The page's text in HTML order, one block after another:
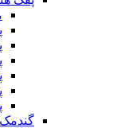
گندمک